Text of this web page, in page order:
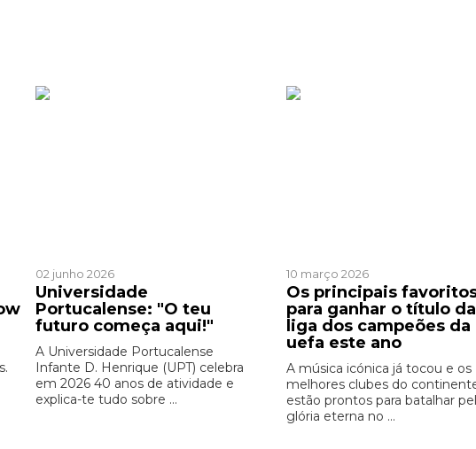
02 junho 2026
Universidade
Portucalense: "O teu
futuro começa aqui!"
A Universidade Portucalense
Infante D. Henrique (UPT) celebra
em 2026 40 anos de atividade e
explica-te tudo sobre ...
10 março 2026
Os principais
para ganhar o título da
liga dos campeões da
uefa este ano
A música icónica já tocou e os
melhores clubes do
estão prontos para batalhar
glória eterna no ...